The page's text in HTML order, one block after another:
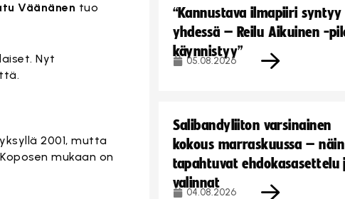
Väänänen tuo
Nyt
2001, mutta
mukaan on
“Kannustava ilmapiiri syntyy
yhdessä – Reilu Aikuinen -
käynnistyy”
05.08.2026
Salibandyliiton varsinainen
kokous marraskuussa – näin
tapahtuvat ehdokasasettelu
valinnat
04.08.2026